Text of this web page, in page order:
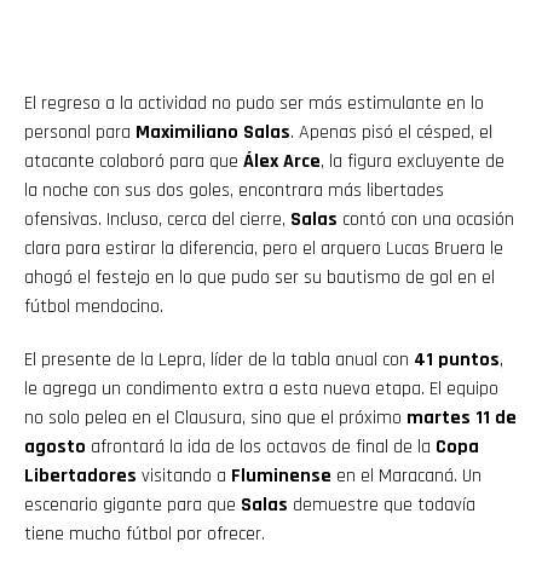
El regreso a la actividad no pudo ser más estimulante en lo
personal para Maximiliano Salas. Apenas pisó el césped, el
atacante colaboró para que Álex Arce, la figura excluyente de
la noche con sus dos goles, encontrara más libertades
ofensivas. Incluso, cerca del cierre, Salas contó con una ocasión
clara para estirar la diferencia, pero el arquero Lucas Bruera le
ahogó el festejo en lo que pudo ser su bautismo de gol en el
fútbol mendocino.
El presente de la Lepra, líder de la tabla anual con 41 puntos,
le agrega un condimento extra a esta nueva etapa. El equipo
no solo pelea en el Clausura, sino que el próximo martes 11 de
agosto afrontará la ida de los octavos de final de la Copa
Libertadores visitando a Fluminense en el Maracaná. Un
escenario gigante para que Salas demuestre que todavía
tiene mucho fútbol por ofrecer.